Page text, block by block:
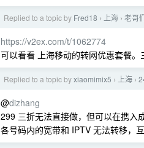
Replied to a topic by Fred18 › 上海 › 老哥
https://v2ex.com/t/1062774
可以看看 上海移动的转网优惠套餐
Replied to a topic byxiaomimix5 › 上海 ›
@dizhang
299 三折无法直接做，但可以在携入
各号码内的宽带和 IPTV 无法转移，互